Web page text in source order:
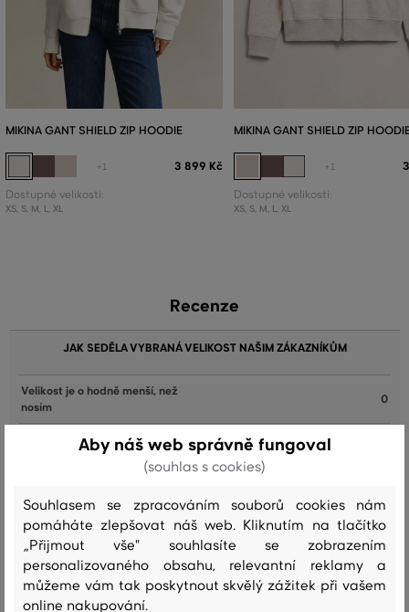
MIKINA GANT SHIELD ZIP HOODIE
+1 3 899 Kč
Dostupné velikosti:
XS, S, M, L, XL
MIKINA GANT SHIELD ZIP
+1
Dostupné velikosti:
XS, S, M, L, XL
Recenze
JAK SEDĚLA VYBRANÁ VELIKOST NAŠIM ZÁKAZNÍKŮM
Velikost je o hodně menší, než
nosím
0
Velikost je o něco menší, než nosím
Velikost odpovídá velikosti, kterou
Velikost je o něco větší, než nosím 1
Velikost je o hodně větší, než
nosím
0
Aby náš web správně fungoval
(souhlas s cookies)
Souhlasem se zpracováním souborů cookies nám
pomáháte zlepšovat náš web. Kliknutím na tlačítko
„Přijmout vše" souhlasíte se zobrazením
personalizovaného obsahu, relevantní reklamy a
můžeme vám tak poskytnout skvělý zážitek při vašem
online nakupování.